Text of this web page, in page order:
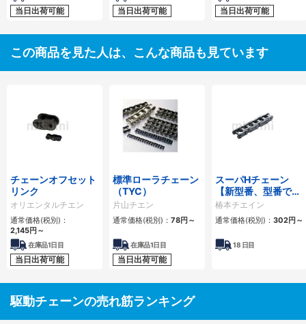
当日出荷可能 当日出荷可能 当日出荷可能
この商品を見た人は、こんな商品も見ています
チェーンオフセット
リンク
オリエンタルチエン
通常価格(税別)：
2,145円～
在庫品1日目
当日出荷可能
標準ローラチェーン
（TYC）
片山チエン
通常価格(税別)： 78円～
在庫品1日目
当日出荷可能
スーパHチェーン
【新型番、型番でリ
ンク数指定】
椿本チエイン
通常価格(税別)： 302円～
18 日目
駆動チェーンの売れ筋ランキング